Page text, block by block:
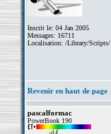
Inscrit le: 04 Jan 2005
Messages: 16711
Localisation: /Library/Scripts/
Revenir en haut de page
pascalformac
PowerBook 190